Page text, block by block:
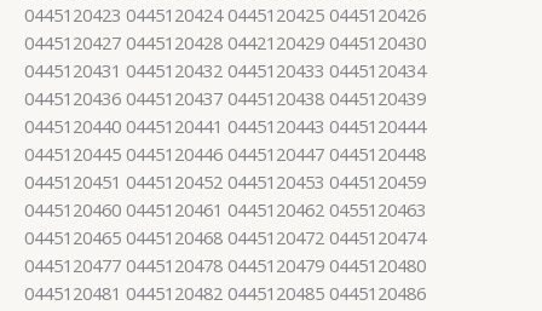
0445120423 0445120424 0445120425 0445120426
0445120427 0445120428 0442120429 0445120430
0445120431 0445120432 0445120433 0445120434
0445120436 0445120437 0445120438 0445120439
0445120440 0445120441 0445120443 0445120444
0445120445 0445120446 0445120447 0445120448
0445120451 0445120452 0445120453 0445120459
0445120460 0445120461 0445120462 0455120463
0445120465 0445120468 0445120472 0445120474
0445120477 0445120478 0445120479 0445120480
0445120481 0445120482 0445120485 0445120486